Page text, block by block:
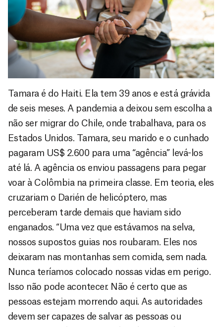
Tamara é do Haiti. Ela tem 39 anos e está grávida
de seis meses. A pandemia a deixou sem escolha a
não ser migrar do Chile, onde trabalhava, para os
Estados Unidos. Tamara, seu marido e o cunhado
pagaram US$ 2.600 para uma “agência” levá-los
até lá. A agência os enviou passagens para pegar
voar à Colômbia na primeira classe. Em teoria, eles
cruzariam o Darién de helicóptero, mas
perceberam tarde demais que haviam sido
enganados. “Uma vez que estávamos na selva,
nossos supostos guias nos roubaram. Eles nos
deixaram nas montanhas sem comida, sem nada.
Nunca teríamos colocado nossas vidas em perigo.
Isso não pode acontecer. Não é certo que as
pessoas estejam morrendo aqui. As autoridades
devem ser capazes de salvar as pessoas ou